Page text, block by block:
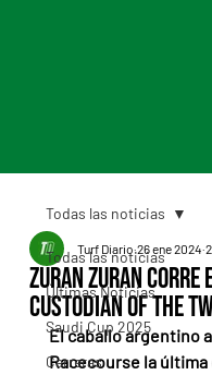
Todas las noticias
Últimas Noticias
Saudi Cup 2025
Carreras
Todas las noticias
Zuran Zuran corre
Custodian of the
Turf Diario 26 ene 2024
El caballo argentino
Racecourse la